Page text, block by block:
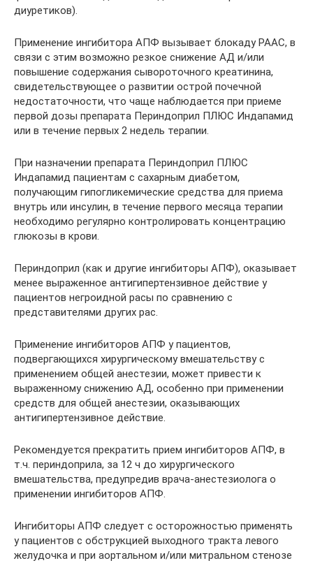
диуретиков).
Применение ингибитора АПФ вызывает блокаду РААС, в
связи с этим возможно резкое снижение АД и/или
повышение содержания сывороточного креатинина,
свидетельствующее о развитии острой почечной
недостаточности, что чаще наблюдается при приеме
первой дозы препарата Периндоприл ПЛЮС Индапамид
или в течение первых 2 недель терапии.
При назначении препарата Периндоприл ПЛЮС
Индапамид пациентам с сахарным диабетом,
получающим гипогликемические средства для приема
внутрь или инсулин, в течение первого месяца терапии
необходимо регулярно контролировать концентрацию
глюкозы в крови.
Периндоприл (как и другие ингибиторы АПФ), оказывает
менее выраженное антигипертензивное действие у
пациентов негроидной расы по сравнению с
представителями других рас.
Применение ингибиторов АПФ у пациентов,
подвергающихся хирургическому вмешательству с
применением общей анестезии, может привести к
выраженному снижению АД, особенно при применении
средств для общей анестезии, оказывающих
антигипертензивное действие.
Рекомендуется прекратить прием ингибиторов АПФ, в
т.ч. периндоприла, за 12 ч до хирургического
вмешательства, предупредив врача-анестезиолога о
применении ингибиторов АПФ.
Ингибиторы АПФ следует с осторожностью применять
у пациентов с обструкцией выходного тракта левого
желудочка и при аортальном и/или митральном стенозе